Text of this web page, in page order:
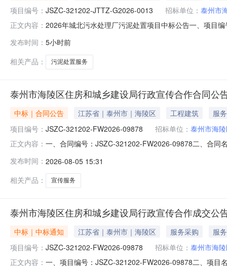
项目编号： JSZC-321202-JTTZ-G2026-0013 招标单位： 泰州市
正文内容： 2026年城北污水处理厂污泥处置项目中标公告一、项目
称：2026年城北污水处理厂污泥处置项目服务范围：城
发布时间： 5小时前
相关产品：
污泥处置服务
泰州市海陵区住房和城乡建设局行政宣传合作合同公
中标｜合同公告 江苏省｜泰州市｜海陵区 工程建筑
服务
项目编号： JSZC-321202-FW2026-09878 招标单位： 泰州市海
正文内容： 一、合同编号：JSZC-321202-FW2026-09878二、合同
息：项目名称：宣传合作项目编号：JSZC-321202-
发布时间： 2026-08-05 15:31
相关产品：
宣传服务
泰州市海陵区住房和城乡建设局行政宣传合作成交公
中标｜中标通知 江苏省｜泰州市｜海陵区 服务采购
服务
项目编号： JSZC-321202-FW2026-09878 招标单位： 泰州市海
正文内容： 一、项目编号：JSZC-321202-FW2026-09878二、项目